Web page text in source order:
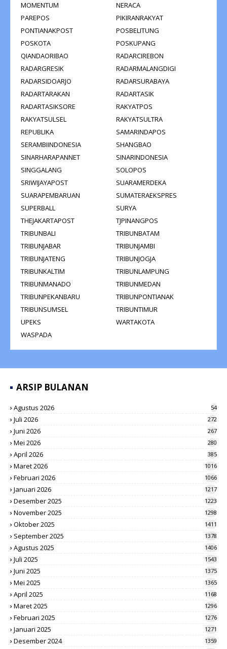
MOMENTUM
NERACA
PAREPOS
PIKIRANRAKYAT
PONTIANAKPOST
POSBELITUNG
POSKOTA
POSKUPANG
QIANDAORIBAO
RADARCIREBON
RADARGRESIK
RADARMALANGDIGI
RADARSIDOARJO
RADARSURABAYA
RADARTARAKAN
RADARTASIK
RADARTASIKSORE
RAKYATPOS
RAKYATSULSEL
RAKYATSULTRA
REPUBLIKA
SAMARINDAPOS
SERAMBIINDONESIA
SHANGBAO
SINARHARAPANNET
SINARINDONESIA
SINGGALANG
SOLOPOS
SRIWIJAYAPOST
SUARAMERDEKA
SUARAPEMBARUAN
SUMATERAEKSPRES
SUPERBALL
SURYA
THEJAKARTAPOST
TJPINANGPOS
TRIBUNBALI
TRIBUNBATAM
TRIBUNJABAR
TRIBUNJAMBI
TRIBUNJATENG
TRIBUNJOGJA
TRIBUNKALTIM
TRIBUNLAMPUNG
TRIBUNMANADO
TRIBUNMEDAN
TRIBUNPEKANBARU
TRIBUNPONTIANAK
TRIBUNSUMSEL
TRIBUNTIMUR
UPEKS
WARTAKOTA
WASPADA
ARSIP BULANAN
Agustus 2026 54
Juli 2026 272
Juni 2026 267
Mei 2026 280
April 2026 385
Maret 2026 1016
Februari 2026 1066
Januari 2026 1217
Desember 2025 1223
November 2025 1298
Oktober 2025 1411
September 2025 1378
Agustus 2025 1406
Juli 2025 1543
Juni 2025 1375
Mei 2025 1365
April 2025 1168
Maret 2025 1296
Februari 2025 1276
Januari 2025 1271
Desember 2024 1359